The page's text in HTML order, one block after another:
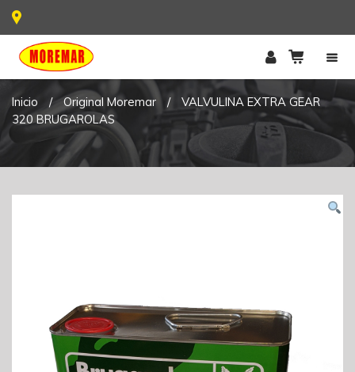
Inicio / Original Moremar /
VALVULINA EXTRA GEAR
320 BRUGAROLAS